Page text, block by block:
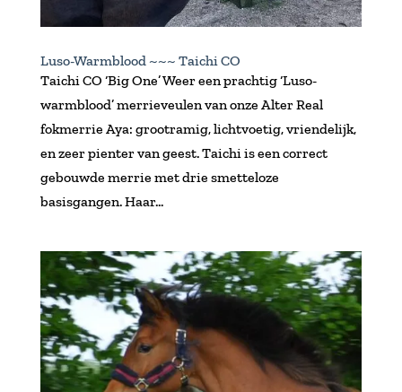
Luso-Warmblood ~~~ Taichi CO
Taichi CO ‘Big One’ Weer een prachtig ‘Luso-
warmblood’ merrieveulen van onze Alter Real
fokmerrie Aya: grootramig, lichtvoetig, vriendelijk,
en zeer pienter van geest. Taichi is een correct
gebouwde merrie met drie smetteloze
basisgangen. Haar...